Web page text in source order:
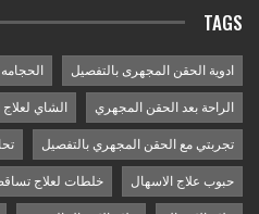
TAGS
ادوية الحقن المجهرى بالتفصيل
الراحة بعد الحقن المجهري الشاي لعلاج
تجربتي مع الحقن المجهري بالتفصيل
حبوب علاج الاسهال خلطات لعلاج